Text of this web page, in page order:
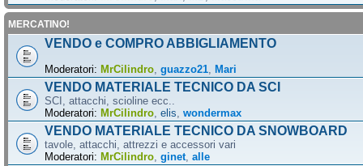
MERCATINO!
VENDO e COMPRO ABBIGLIAMENTO
Moderatori: MrCilindro guazzo21 Mari
VENDO MATERIALE TECNICO DA SCI
SCI, attacchi, scioline ecc..
Moderatori: MrCilindro elis wondermax
VENDO MATERIALE TECNICO DA SNOWBOARD
tavole, attacchi, attrezzi e accessori vari
Moderatori: MrCilindro ginet alle